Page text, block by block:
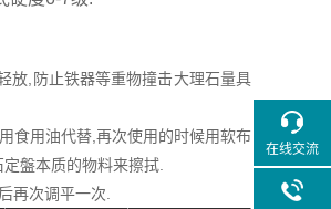
放,防止铁器等重物撞击大理石量具
用油代替,再次使用的时候用软布
盤本质的物料来擦拭.
再次调平一次.
在线交流